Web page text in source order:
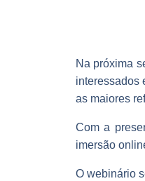
Na próxima
interessados
as maiores
Com a
imersão
O webinário